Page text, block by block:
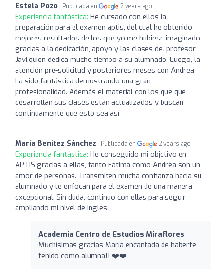
Estela Pozo Publicada en 2 years ago
Experiencia fantástica: He cursado con ellos la
preparación para el examen aptis, del cual he obtenido
mejores resultados de los que yo me hubiese imaginado
gracias a la dedicación, apoyo y las clases del profesor
Javi,quien dedica mucho tiempo a su alumnado. Luego, la
atención pre-solicitud y posteriores meses con Andrea
ha sido fantástica demostrando una gran
profesionalidad. Además el material con los que que
desarrollan sus clases están actualizados y buscan
continuamente que esto sea así
María Benítez Sánchez Publicada en 2 years ago
Experiencia fantástica: He conseguido mi objetivo en
APTIS gracias a ellas, tanto Fátima como Andrea son un
amor de personas. Transmiten mucha confianza hacia su
alumnado y te enfocan para el examen de una manera
excepcional. Sin duda, continuo con ellas para seguir
ampliando mi nivel de ingles.
Academia Centro de Estudios Miraflores
Muchísimas gracias María encantada de haberte
tenido como alumna!! ❤️❤️